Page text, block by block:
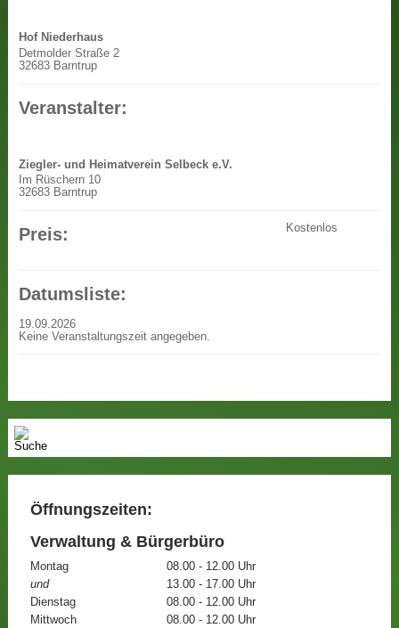
Hof Niederhaus
Detmolder Straße 2
32683 Barntrup
Veranstalter:
Ziegler- und Heimatverein Selbeck e.V.
Im Rüschern 10
32683 Barntrup
Preis: Kostenlos
Datumsliste:
19.09.2026
Keine Veranstaltungszeit angegeben.
Öffnungszeiten:
Verwaltung & Bürgerbüro
Montag
08.00 - 12.00 Uhr
und
13.00 - 17.00 Uhr
Dienstag
08.00 - 12.00 Uhr
Mittwoch
08.00 - 12.00 Uhr